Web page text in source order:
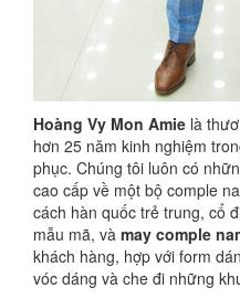
Hoàng Vy Mon Amie là
hơn 25 năm kinh nghiệm
phục. Chúng tôi luôn có
cao cấp về một bộ comple
cách hàn quốc trẻ trung, cổ
mẫu mã, và may comple
khách hàng, hợp với form
vóc dáng và che đi những